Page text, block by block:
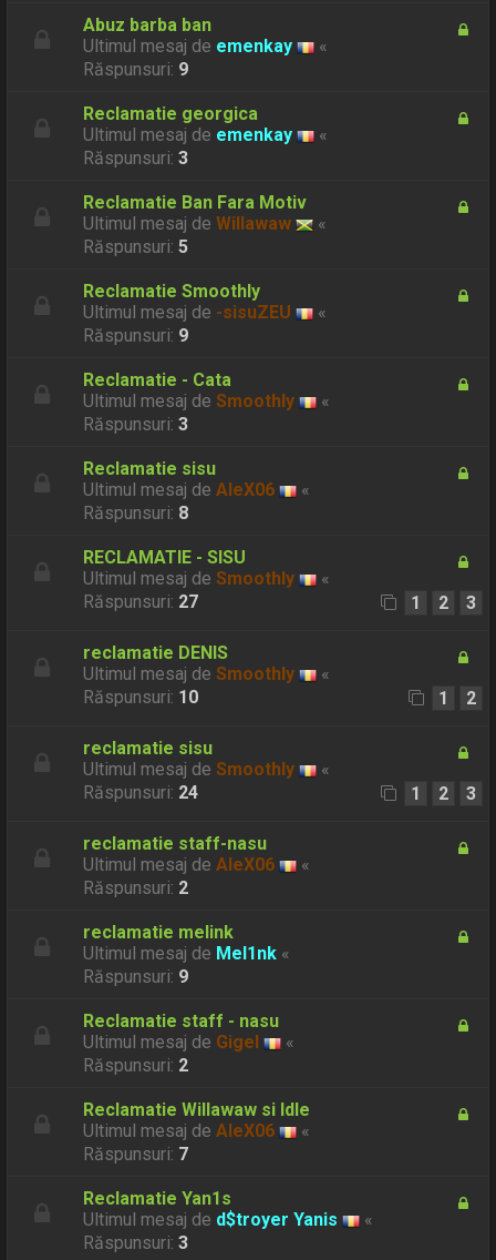
Abuz barba ban
Ultimul mesaj de emenkay
«
Răspunsuri: 9
Reclamatie georgica
Ultimul mesaj de emenkay
«
Răspunsuri:3
Reclamatie Ban Fara Motiv
Ultimul mesaj deWillawaw
«
Răspunsuri:5
Reclamatie Smoothly
Ultimul mesaj de -sisuZEU
«
Răspunsuri: 9
Reclamatie - Cata
Ultimul mesaj deSmoothly
«
Răspunsuri:3
Reclamatie sisu
Ultimul mesaj deAleX06
«
Răspunsuri: 8
RECLAMATIE - SISU
Ultimul mesaj deSmoothly
«
Răspunsuri: 27 1 2 3
reclamatie DENIS
Ultimul mesaj deSmoothly
«
Răspunsuri: 10 1 2
reclamatie sisu
Ultimul mesaj deSmoothly
«
Răspunsuri: 24 1 2 3
reclamatie staff-nasu
Ultimul mesaj deAleX06
«
Răspunsuri: 2
reclamatie melink
Ultimul mesaj de Mel1nk «
Răspunsuri: 9
Reclamatie staff - nasu
Ultimul mesaj de Gigel
«
Răspunsuri: 2
Reclamatie Willawaw si Idle
Ultimul mesaj deAleX06
«
Răspunsuri: 7
Reclamatie Yan1s
Ultimul mesaj de d$troyer Yanis
«
Răspunsuri:3